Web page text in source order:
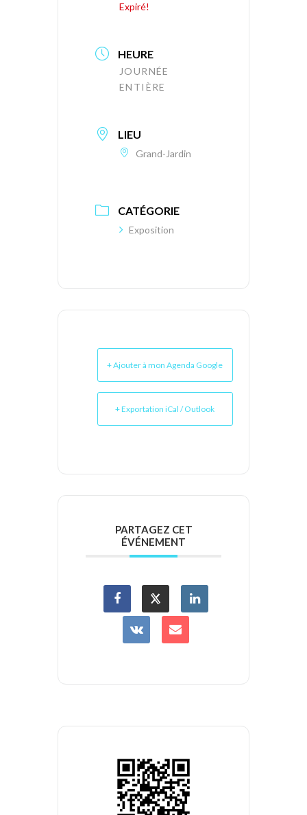
Expiré!
HEURE
JOURNÉE
ENTIÈRE
LIEU
Grand-Jardin
CATÉGORIE
Exposition
+ Ajouter à mon Agenda Google
+ Exportation iCal / Outlook
PARTAGEZ CET
ÉVÉNEMENT